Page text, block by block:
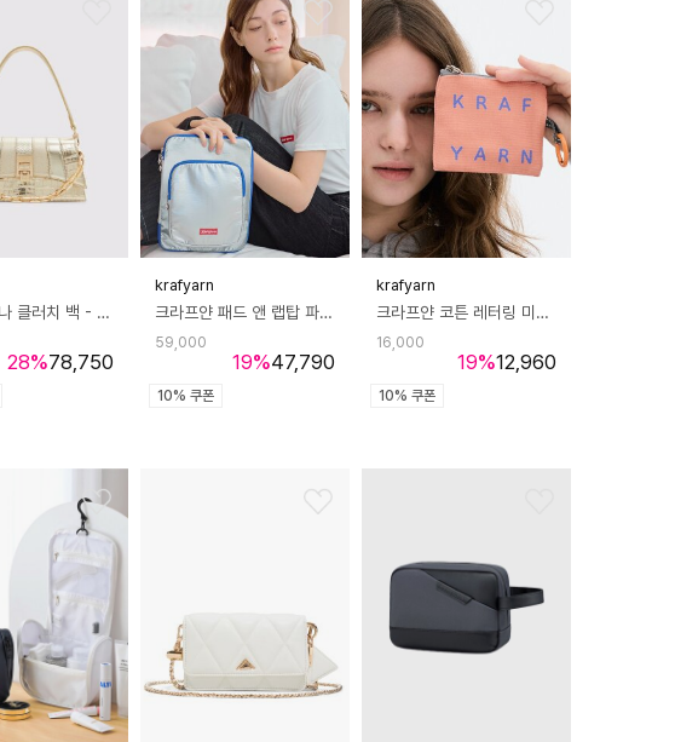
알도 리안나 클러치 백 - 골드 ADA1H062HZ710
28%78,750
krafyarn
크라프얀 패드 앤 랩탑 파우치 글로시 실버
19%
59,000
47,790
10% 쿠폰
krafyarn
크라프얀 코튼 레터링 미니 파우치 오렌지
19%
16,000
12,960
10% 쿠폰